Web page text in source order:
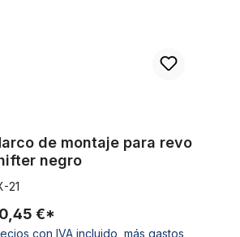
de montaje para revo
negro
21
€*
con IVA incluido, más gastos